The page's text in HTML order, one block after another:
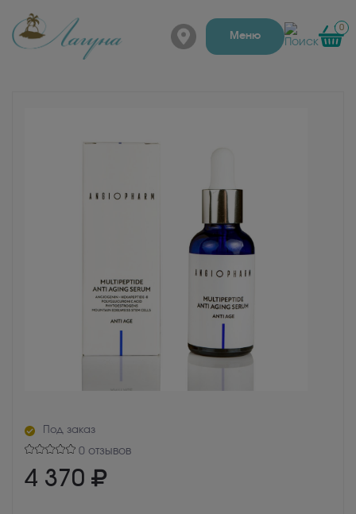
г. Барнаул,
Меню
0
Под заказ
0 отзывов
4 370